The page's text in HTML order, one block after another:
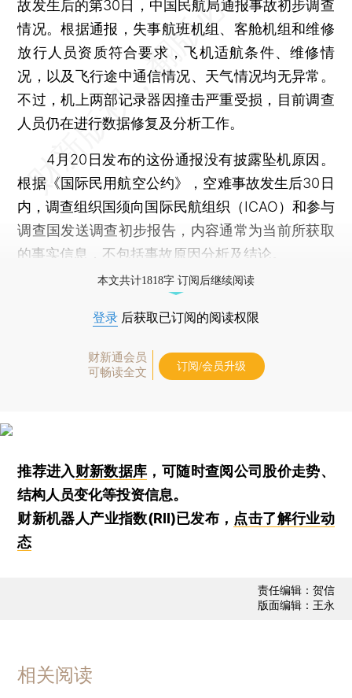
故发生后的第30日，中国民航局通报事故初步调查
情况。根据通报，失事航班机组、客舱机组和维修
放行人员资质符合要求，飞机适航条件、维修情
况，以及飞行途中通信情况、天气情况均无异常。
不过，机上两部记录器因撞击严重受损，目前调查
人员仍在进行数据修复及分析工作。
4月20日发布的这份通报没有披露坠机原因。
根据《国际民用航空公约》，空难事故发生后30日
内，调查组织国须向国际民航组织（ICAO）和参与
调查国发送调查初步报告，内容通常为当前所获取
的事实信息，不包括事故原因分析及结论。
本文共计1818字 订阅后继续阅读
登录 后获取已订阅的阅读权限
财新通会员
可畅读全文
订阅/会员升级
推荐进入财新数据库 ，可随时查阅公司股价走势、
结构人员变化等投资信息。
财新机器人产业指数(RII)已发布， 点击了解行业动
态
责任编辑：贺信
版面编辑：王永
相关阅读